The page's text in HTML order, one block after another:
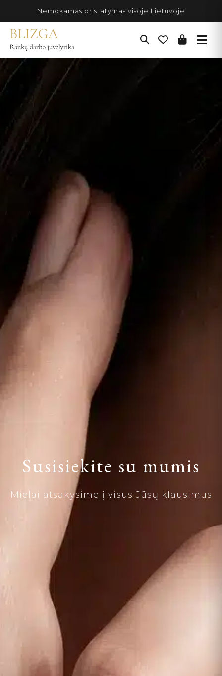
turinio
Nemokamas pristatymas visoje Lietuvoje
Susisiekite su mumis
Mielai atsakysime į visus Jūsų klausimus